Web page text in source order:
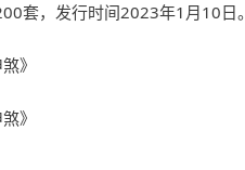
套，发行时间2023年1月10日。